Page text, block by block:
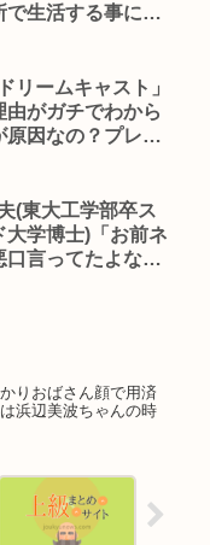
で生活する事にな
由がガチでわから
原因なの？プレス
大学博士)「お前ネ
口言ってたよな？
りおばさん顔で用済
浜辺美波ちゃんの時